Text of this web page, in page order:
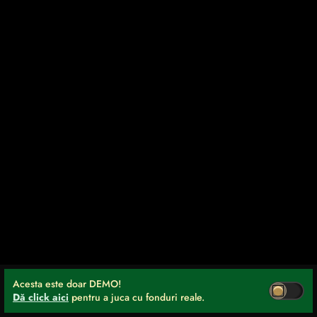
Acesta este doar DEMO!
Dă click aici pentru a juca cu fonduri reale.